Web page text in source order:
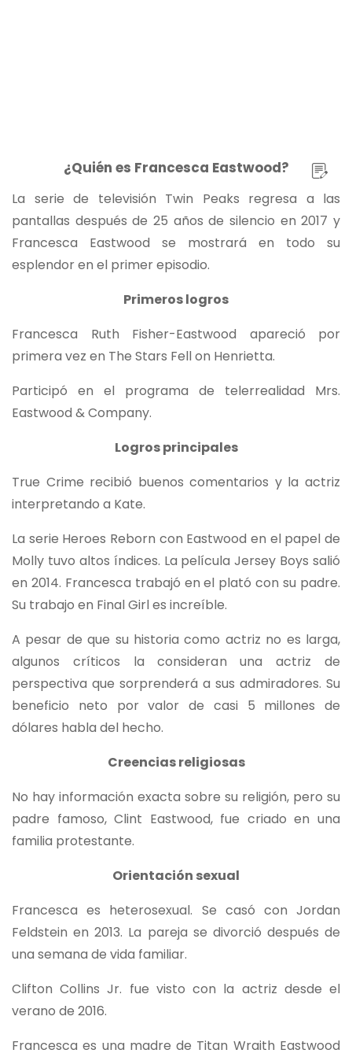
¿Quién es Francesca Eastwood?
La serie de televisión Twin Peaks regresa a las
pantallas después de 25 años de silencio en 2017 y
Francesca Eastwood se mostrará en todo su
esplendor en el primer episodio.
Primeros logros
Francesca Ruth Fisher-Eastwood apareció por
primera vez en The Stars Fell on Henrietta.
Participó en el programa de telerrealidad Mrs.
Eastwood & Company.
Logros principales
True Crime recibió buenos comentarios y la actriz
interpretando a Kate.
La serie Heroes Reborn con Eastwood en el papel de
Molly tuvo altos índices. La película Jersey Boys salió
en 2014. Francesca trabajó en el plató con su padre.
Su trabajo en Final Girl es increíble.
A pesar de que su historia como actriz no es larga,
algunos críticos la consideran una actriz de
perspectiva que sorprenderá a sus admiradores. Su
beneficio neto por valor de casi 5 millones de
dólares habla del hecho.
Creencias religiosas
No hay información exacta sobre su religión, pero su
padre famoso, Clint Eastwood, fue criado en una
familia protestante.
Orientación sexual
Francesca es heterosexual. Se casó con Jordan
Feldstein en 2013. La pareja se divorció después de
una semana de vida familiar.
Clifton Collins Jr. fue visto con la actriz desde el
verano de 2016.
Francesca es una madre de Titan Wraith Eastwood